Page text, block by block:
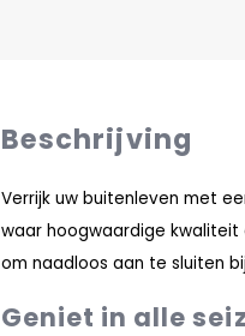
Beschrijving
Verrijk uw buitenleven met
waar hoogwaardige kwaliteit
om naadloos aan te sluiten
Geniet in alle